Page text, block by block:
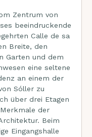
Zentrum von
beeindruckende
Calle de sa
Breite, den
Garten und dem
eine seltene
an einem der
Sóller zu
der
Beim
Eingangshalle